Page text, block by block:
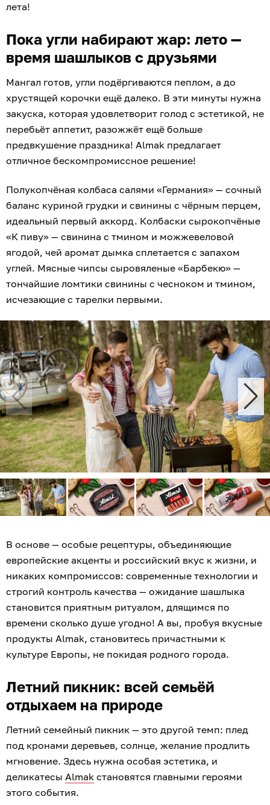
лета!
Пока угли набирают жар: лето —
время шашлыков с друзьями
Мангал готов, угли подёргиваются пеплом, а до
хрустящей корочки ещё далеко. В эти минуты нужна
закуска, которая удовлетворит голод с эстетикой, не
перебьёт аппетит, разожжёт ещё больше
предвкушение праздника! Almak предлагает
отличное бескомпромиссное решение!
Полукопчёная колбаса салями «Германия» — сочный
баланс куриной грудки и свинины с чёрным перцем,
идеальный первый аккорд. Колбаски сырокопчёные
«К пиву» — свинина с тмином и можжевеловой
ягодой, чей аромат дымка сплетается с запахом
углей. Мясные чипсы сыровяленые «Барбекю» —
тончайшие ломтики свинины с чесноком и тмином,
исчезающие с тарелки первыми.
В основе — особые рецептуры, объединяющие
европейские акценты и российский вкус к жизни, и
никаких компромиссов: современные технологии и
строгий контроль качества — ожидание шашлыка
становится приятным ритуалом, длящимся по
времени сколько душе угодно! А вы, пробуя вкусные
продукты Almak, становитесь причастными к
культуре Европы, не покидая родного города.
Летний пикник: всей семьёй
отдыхаем на природе
Летний семейный пикник — это другой темп: плед
под кронами деревьев, солнце, желание продлить
мгновение. Здесь нужна особая эстетика, и
деликатесы Almak становятся главными героями
этого события.